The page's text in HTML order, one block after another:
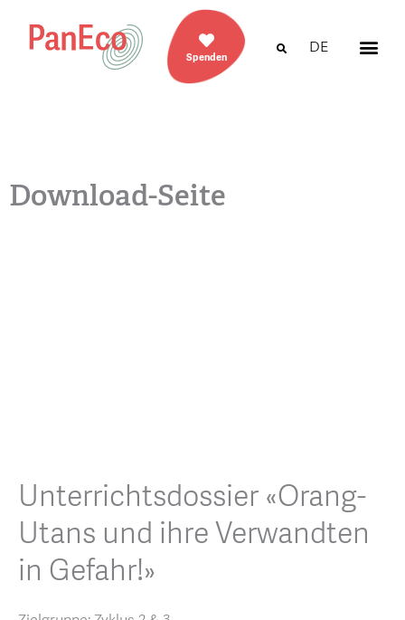
Spenden
DE
Download-Seite
Unterrichtsdossier «Orang-
Utans und ihre Verwandten
in Gefahr!»